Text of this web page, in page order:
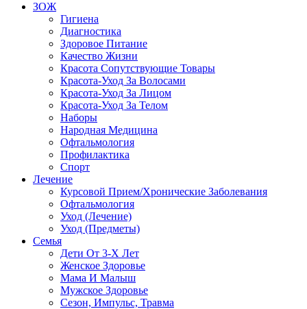
ЗОЖ
Гигиена
Диагностика
Здоровое Питание
Качество Жизни
Красота Сопутствующие Товары
Красота-Уход За Волосами
Красота-Уход За Лицом
Красота-Уход За Телом
Наборы
Народная Медицина
Офтальмология
Профилактика
Спорт
Лечение
Курсовой Прием/Хронические Заболевания
Офтальмология
Уход (Лечение)
Уход (Предметы)
Семья
Дети От 3-Х Лет
Женское Здоровье
Мама И Малыш
Мужское Здоровье
Сезон, Импульс, Травма